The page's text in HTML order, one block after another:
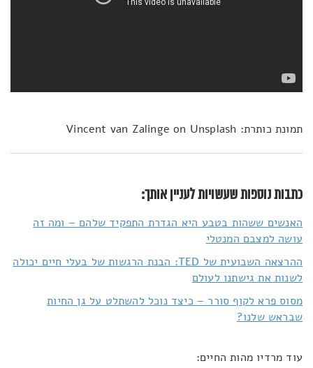
תמונת כותרת: Vincent van Zalinge on Unsplash
כתבות נוספות שעשויות לעניין אותך:
האנשים ששהות בטבע היא הגדרת התפקיד שלהם – ומה זה
עושה למצבם המנטלי
ההרצאה השבועית של TED: הבנת הרגשות של בעלי חיים יכולה
לשנות את גישתנו לעולם
מסוס פרא לקוף סורר – כיצד נוכל להשתלט על גן החיות
שבראש שלנו?
עוד מרדיו מהות החיים: